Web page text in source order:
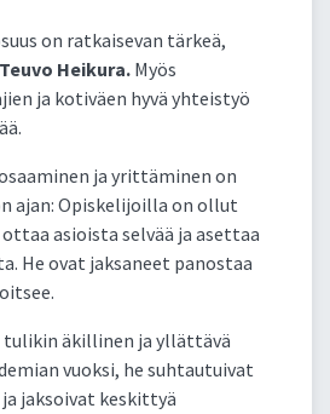
on ratkaisevan tärkeä,
Teuvo Heikura. Myös
ja kotiväen hyvä yhteistyö
ja yrittäminen on
ajan: Opiskelijoilla on ollut
asioista selvää ja asettaa
He ovat jaksaneet panostaa
tulikin äkillinen ja yllättävä
vuoksi, he suhtautuivat
jaksoivat keskittyä